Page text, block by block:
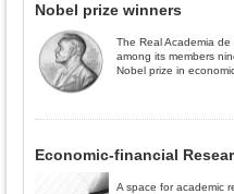
Nobel prize winners
The Real Academia
among its members
Nobel prize in
Economic-financial
A space for academic